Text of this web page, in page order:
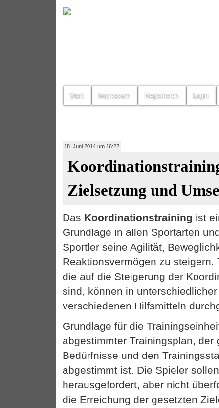
Start Impressum Registrieren Login
18. Juni 2014 um 16:22
Zielsetzung und
Das Koordinationstraining ist
Grundlage in allen Sportarten
Sportler seine Agilität,
Reaktionsvermögen zu steigern.
die auf die Steigerung der
sind, können in
verschiedenen Hilfsmitteln
Grundlage für die
abgestimmter Trainingsplan, der
Bedürfnisse und den
abgestimmt ist. Die Spieler
herausgefordert, aber nicht
die Erreichung der gesetzten